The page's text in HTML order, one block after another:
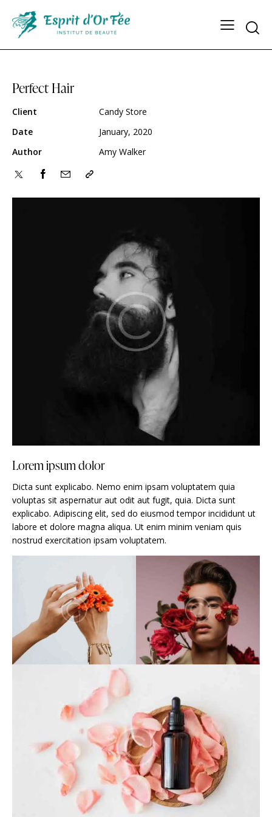
Perfect Hair
Client
Candy Store
Date
January, 2020
Author
Amy Walker
Lorem ipsum dolor
Dicta sunt explicabo. Nemo enim ipsam voluptatem quia
voluptas sit aspernatur aut odit aut fugit, quia. Dicta sunt
explicabo. Adipiscing elit, sed do eiusmod tempor incididunt ut
labore et dolore magna aliqua. Ut enim minim veniam quis
nostrud exercitation ipsam voluptatem.